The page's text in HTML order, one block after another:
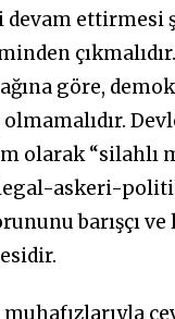
ettirmesi
göre,
olarak “silahlı
askeri-
barışçı